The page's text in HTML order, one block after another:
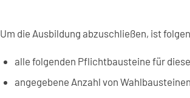
Um die Ausbildung abzuschließen, ist
alle folgenden Pflichtbausteine für
angegebene Anzahl von Wahlbausteinen